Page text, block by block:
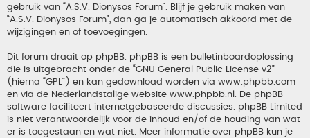
gebruik van “A.S.V. Dionysos Forum”. Blijf je gebruik maken van
“A.S.V. Dionysos Forum”, dan ga je automatisch akkoord met de
wijzigingen en of toevoegingen.
Dit forum draait op phpBB. phpBB is een bulletinboardoplossing
die is uitgebracht onder de “GNU General Public License v2”
(hierna “GPL”) en kan gedownload worden via www.phpbb.com
en via de Nederlandstalige website www.phpbb.nl . De phpBB-
software faciliteert internetgebaseerde discussies. phpBB Limited
is niet verantwoordelijk voor de inhoud en/of de houding van wat
er is toegestaan en wat niet. Meer informatie over phpBB kun je